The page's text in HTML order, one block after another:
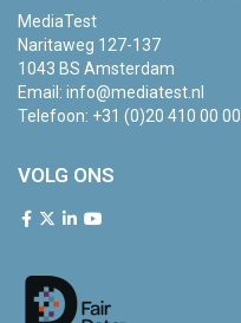
MediaTest
Naritaweg 127-137
1043 BS Amsterdam
Email: info@mediatest.nl
Telefoon: +31 (0)20 410 00 00
VOLG ONS